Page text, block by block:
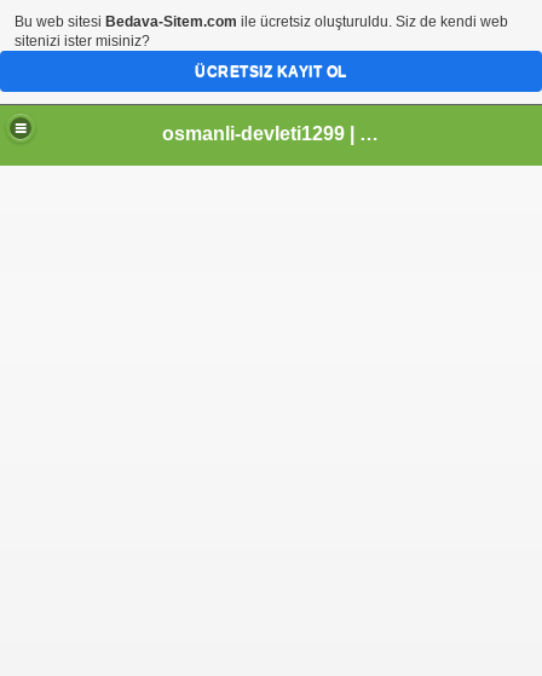
osmanli-devleti1299 | Osmanli Devleti | osmanli padisahlari | osmanli vezirleri | Osmanli Ansiklopedi Bilgileri
Bu web sitesi Bedava-Sitem.com ile ücretsiz oluşturuldu. Siz de kendi web
sitenizi ister misiniz?
ÜCRETSIZ KAYIT OL